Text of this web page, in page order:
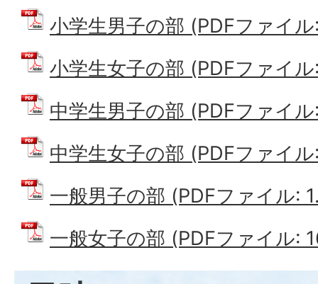
小学生男子の部 (PDFファイ
小学生女子の部 (PDFファイ
中学生男子の部 (PDFファイ
中学生女子の部 (PDFファイ
一般男子の部 (PDFファイル:
一般女子の部 (PDFファイル: